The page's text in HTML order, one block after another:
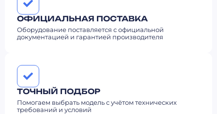
ОФИЦИАЛЬНАЯ ПОСТАВКА
Оборудование поставляется с официальной
документацией и гарантией производителя
ТОЧНЫЙ ПОДБОР
Помогаем выбрать модель с учётом технических
требований и условий